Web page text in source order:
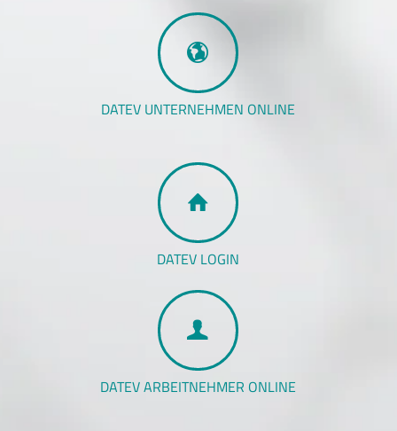
DATEV UNTERNEHMEN ONLINE
DATEV LOGIN
DATEV ARBEITNEHMER ONLINE